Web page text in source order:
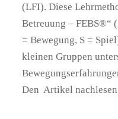
(LFI). Diese
Betreuung – FEBS®“
= Bewegung, S =
kleinen Gruppen
Den Artikel